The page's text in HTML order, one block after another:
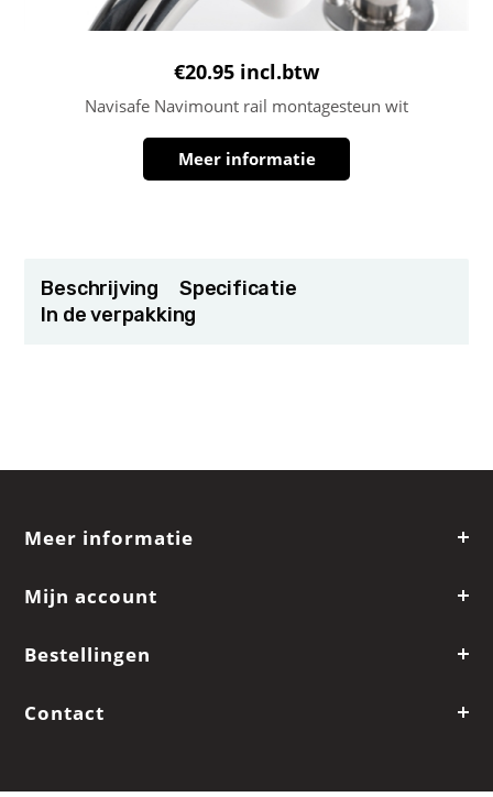
€20.95 incl.btw
Navisafe Navimount rail montagesteun wit
Meer informatie
Beschrijving
Specificatie
In de verpakking
Meer informatie
Mijn account
Bestellingen
Contact